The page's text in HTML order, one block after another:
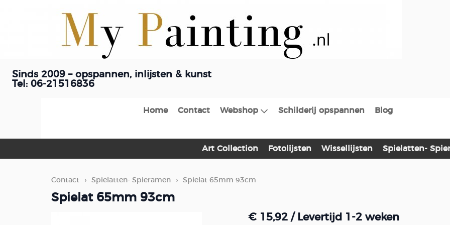
Sinds 2009 – opspannen, inlijsten & kunst
Tel: 06-21516836
Home Contact Webshop Schilderij opspannen Blog
Art Collection Fotolijsten Wissellijsten Spielatten-
Contact › Spielatten- Spieramen › Spielat 65mm 93cm
Spielat 65mm 93cm
€ 15,92 / Levertijd 1-2 weken